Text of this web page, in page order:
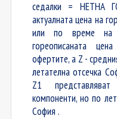
седалки = НЕТНА
актуалната цена на
или по време на
гореописаната
офертите, а Z -
летателна отсечка
Z1
компоненти, но по
София .